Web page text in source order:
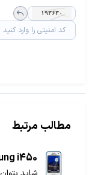
مطالب مرتبط
i450